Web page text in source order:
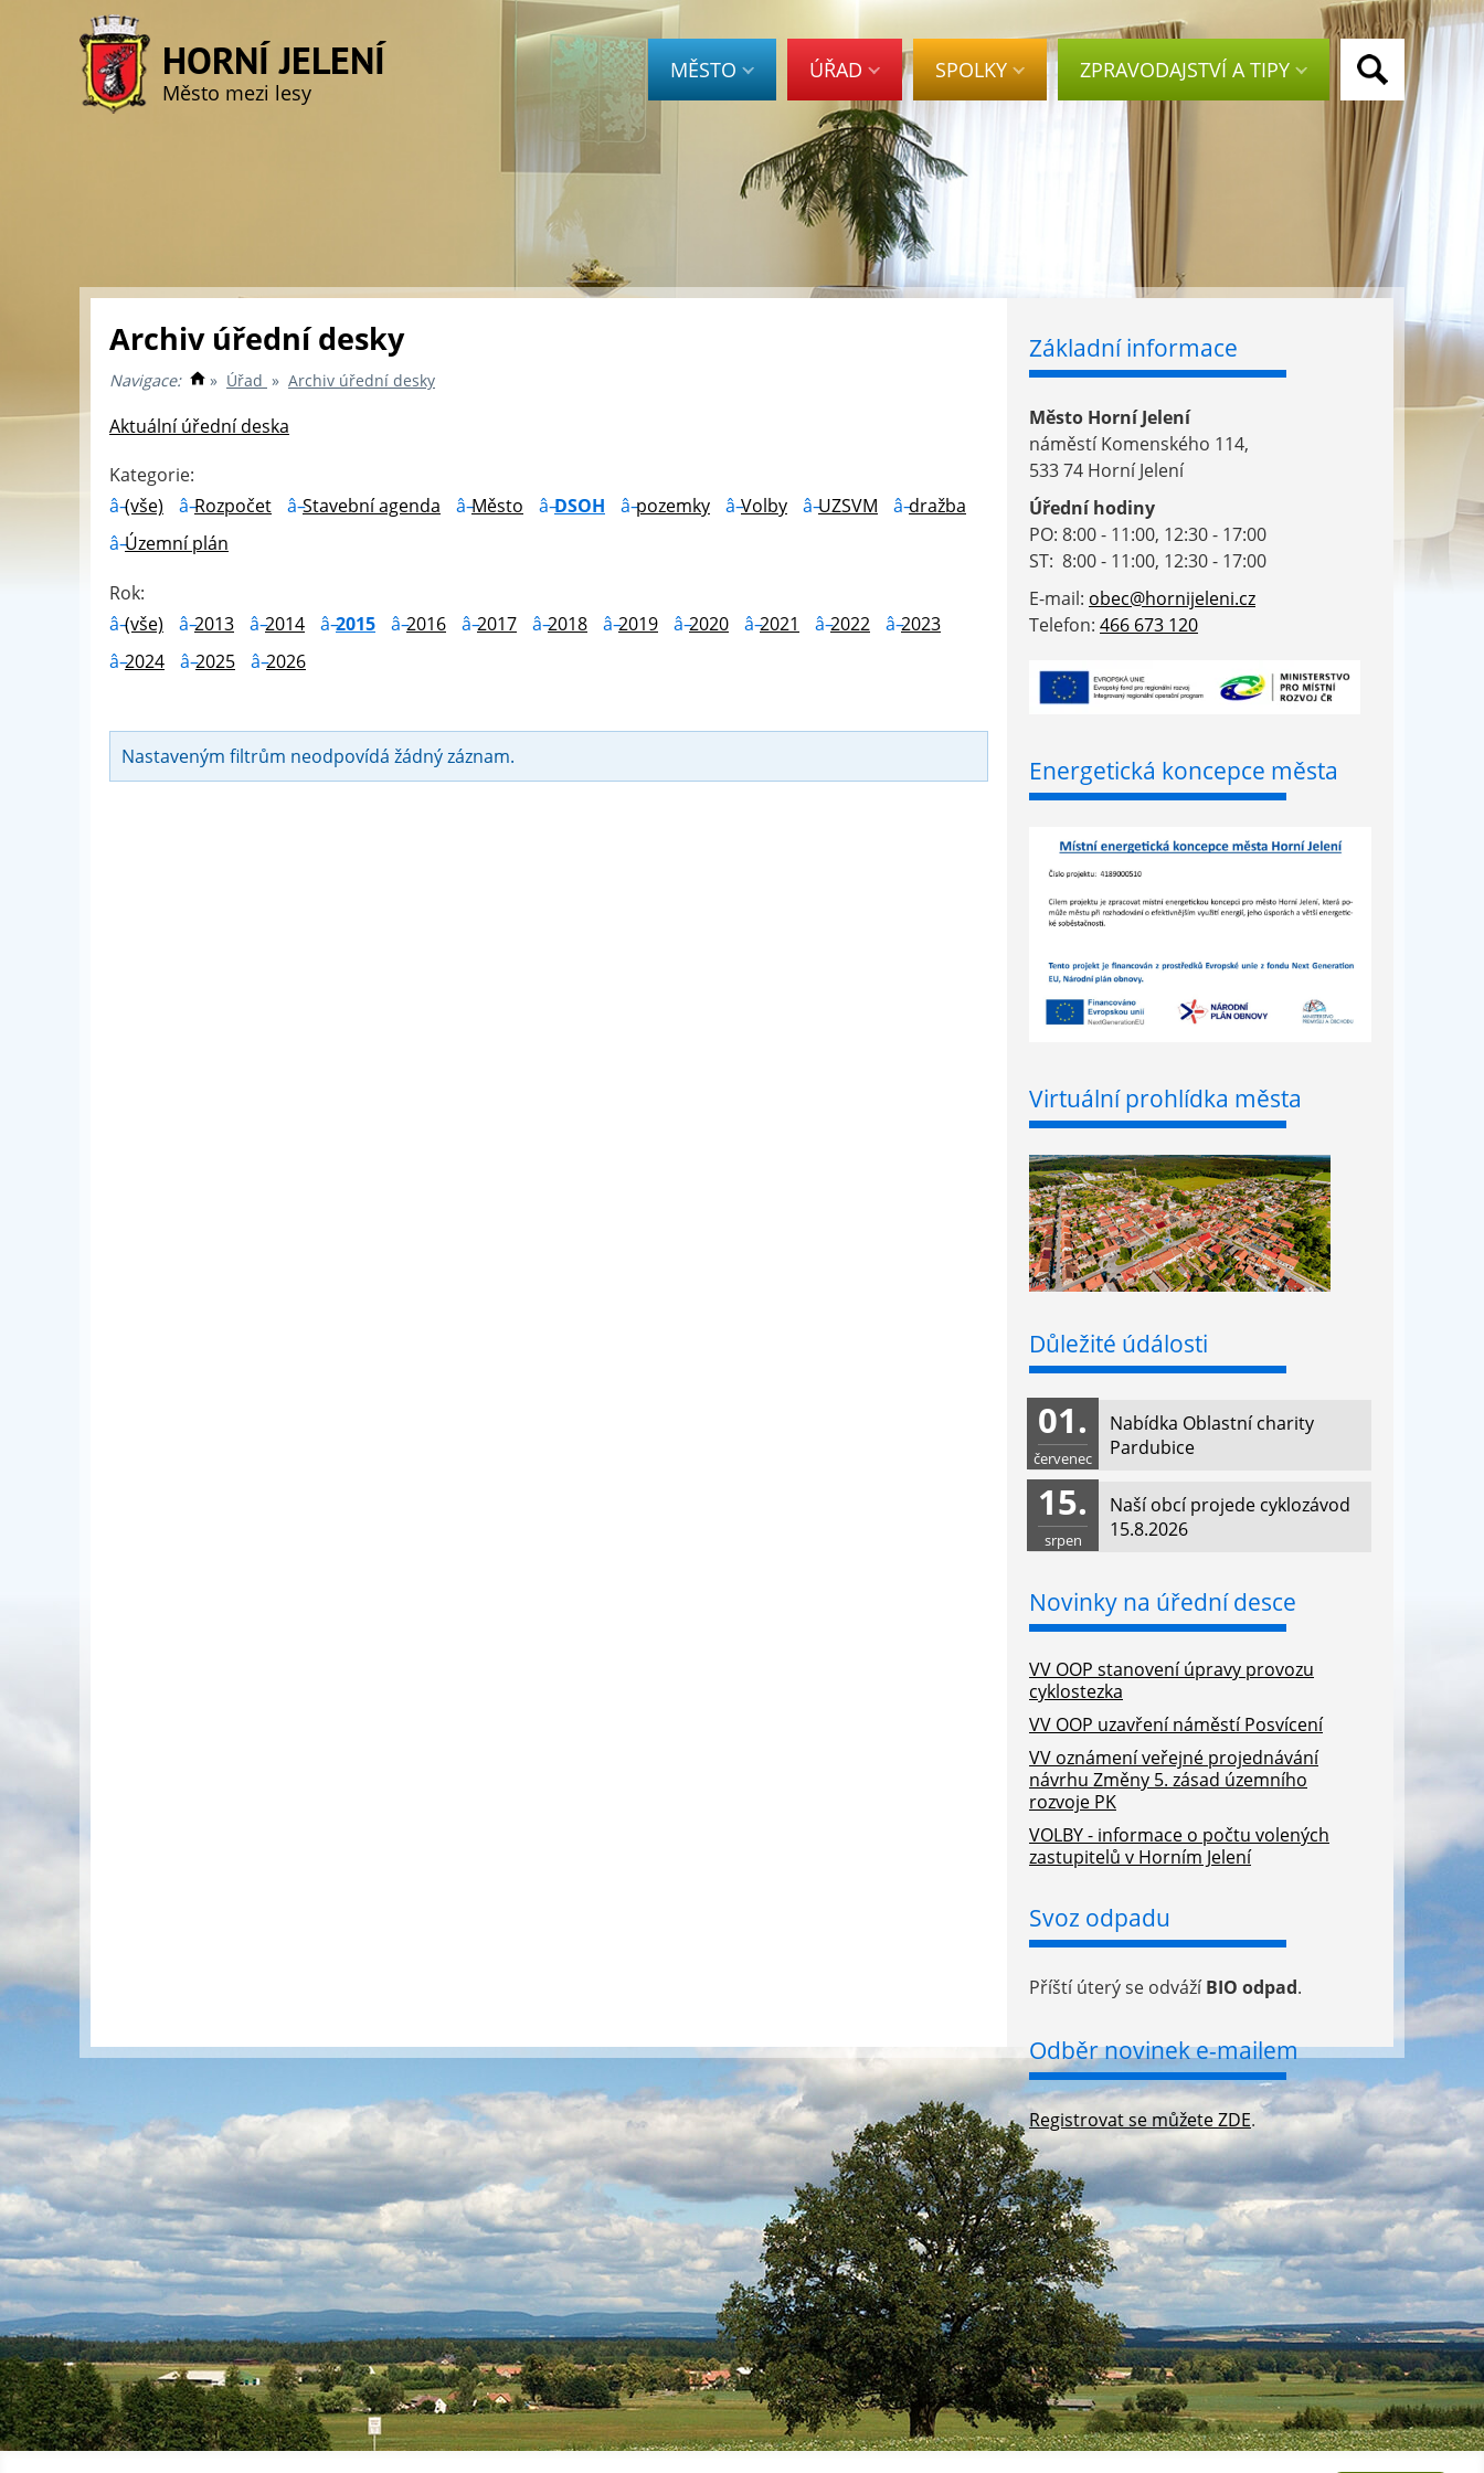
HORNÍ JELENÍ
Město mezi lesy
MĚSTO ÚŘAD SPOLKY ZPRAVODAJSTVÍ A TIPY
Archiv úřední desky
Navigace: » Úřad » Archiv úřední desky
Aktuální úřední deska
Kategorie:
(vše)
Rozpočet Stavební agenda Město DSOH pozemky Volby UZSVM
dražba
Územní plán
Rok:
(vše)
2013 2014 2015 2016 2017 2018 2019 2020 2021 2022
2023
2024
2025 2026
Nastaveným filtrům neodpovídá žádný záznam.
Základní informace
Město Horní Jelení
náměstí Komenského 114,
533 74 Horní Jelení
Úřední hodiny
PO: 8:00 - 11:00, 12:30 - 17:00
ST: 8:00 - 11:00, 12:30 - 17:00
E-mail: obec@hornijeleni.cz
Telefon: 466 673 120
Energetická koncepce města
Virtuální prohlídka města
Důležité údálosti
Nabídka Oblastní charity
Pardubice
01.
červenec
Naší obcí projede cyklozávod
15.8.2026
15.
srpen
Novinky na úřední desce
VV OOP stanovení úpravy provozu
cyklostezka
VV OOP uzavření náměstí Posvícení
VV oznámení veřejné projednávání
návrhu Změny 5. zásad územního
rozvoje PK
VOLBY - informace o počtu volených
zastupitelů v Horním Jelení
Svoz odpadu
Příští úterý se odvážíBIO odpad.
Odběr novinek e-mailem
Registrovat se můžete ZDE.